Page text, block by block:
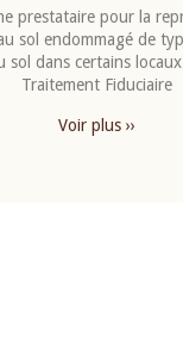
prestataire pour la
sol endommagé de
sol dans certains
Traitement Fiduciaire
Voir plus ››